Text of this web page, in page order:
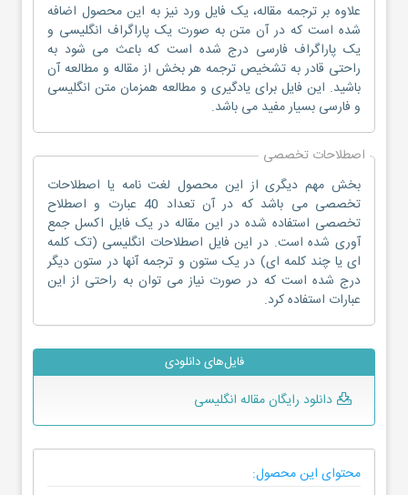
علاوه بر ترجمه مقاله، یک فایل ورد نیز به این محصول اضافه
شده است که در آن متن به صورت یک پاراگراف انگلیسی و
یک پاراگراف فارسی درج شده است که باعث می شود به
راحتی قادر به تشخیص ترجمه هر بخش از مقاله و مطالعه آن
باشید. این فایل برای یادگیری و مطالعه همزمان متن انگلیسی
و فارسی بسیار مفید می باشد.
اصطلاحات تخصصی
بخش مهم دیگری از این محصول لغت نامه یا اصطلاحات
تخصصی می باشد که در آن تعداد 40 عبارت و اصطلاح
تخصصی استفاده شده در این مقاله در یک فایل اکسل جمع
آوری شده است. در این فایل اصطلاحات انگلیسی (تک کلمه
ای یا چند کلمه ای) در یک ستون و ترجمه آنها در ستون دیگر
درج شده است که در صورت نیاز می توان به راحتی از این
عبارات استفاده کرد.
فایل‌های دانلودی
دانلود رایگان مقاله انگلیسی
محتوای این محصول: